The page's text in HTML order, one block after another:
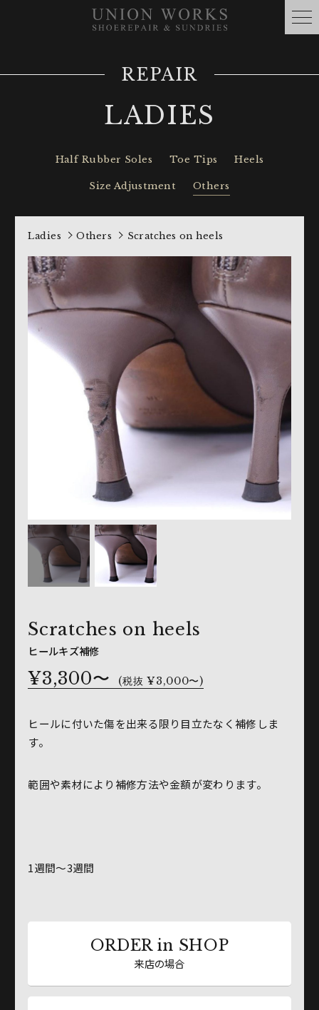
REPAIR
LADIES
Half Rubber Soles Toe Tips Heels
Size Adjustment Others
Ladies Others Scratches on heels
Scratches on heels
ヒールキズ補修
¥3,300〜 (税抜 ¥3,000〜)
ヒールに付いた傷を出来る限り目立たなく補修しま
す。
範囲や素材により補修方法や金額が変わります。
1週間～3週間
ORDER in SHOP
来店の場合